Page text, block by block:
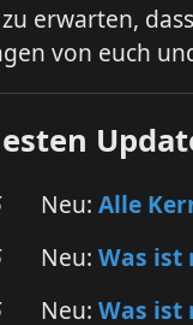
erwarten,
von euch
Neu: Alle
Neu: Was ist
Neu: Was ist